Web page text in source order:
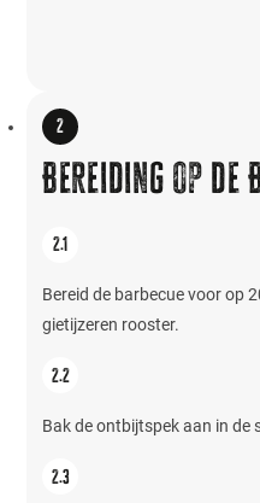
Bereiding op de
Bereid de barbecue voor op
gietijzeren rooster.
Bak de ontbijtspek aan in de